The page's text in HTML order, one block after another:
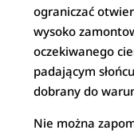
ograniczać
wysoko
oczekiwanego
padającym
dobrany do
Nie można